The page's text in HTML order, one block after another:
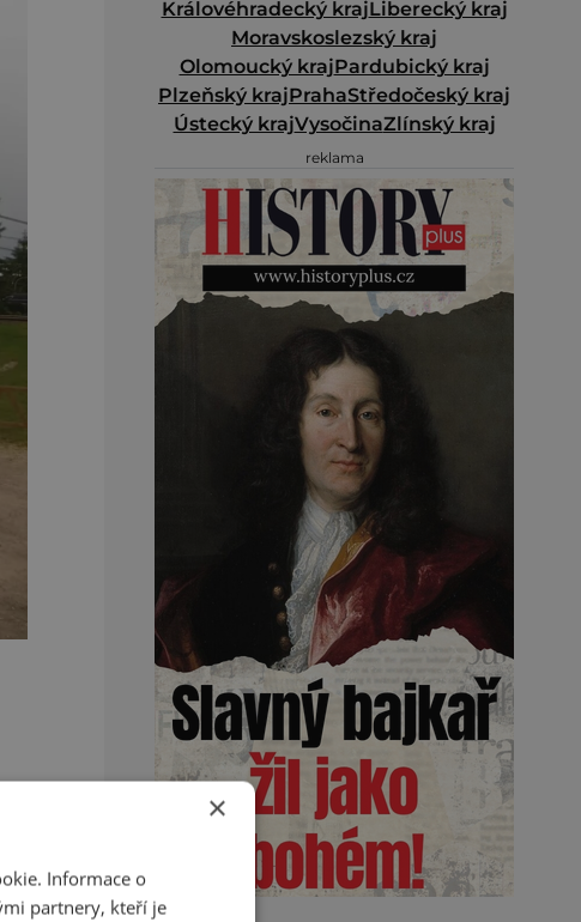
Královéhradecký krajLiberecký kraj
Moravskoslezský kraj
Olomoucký krajPardubický kraj
Plzeňský krajPrahaStředočeský kraj
Ústecký krajVysočinaZlínský kraj
reklama
×
Informace o
partnery, kteří je